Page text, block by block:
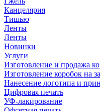
Канцелярия
Тишью
Ленты
Ленты
Новинки
Услуги
Изготовление и продажа
Изготовление коробок на
Нанесение логотипа и
Цифровая печать
УФ-лакирование